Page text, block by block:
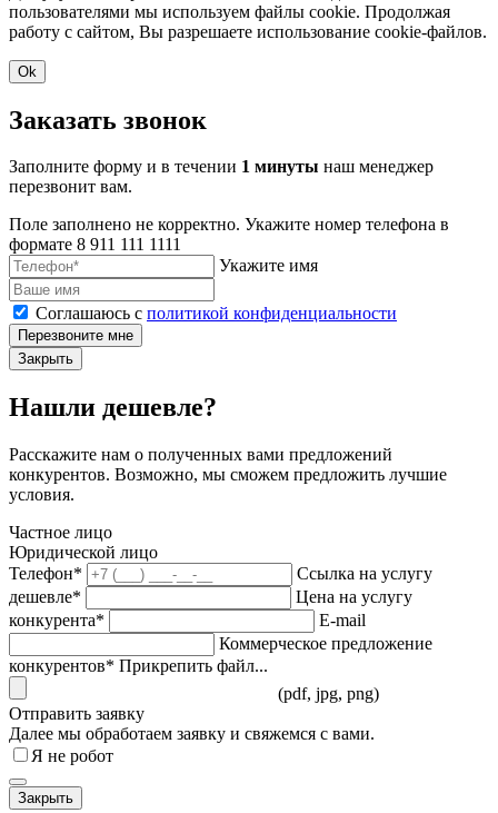
пользователями мы используем файлы cookie. Продолжая
работу с сайтом, Вы разрешаете использование cookie-файлов.
Ok
Заказать звонок
Заполните форму и в течении 1 минуты наш менеджер
перезвонит вам.
Поле заполнено не корректно. Укажите номер телефона в
формате 8 911 111 1111
Укажите имя
Соглашаюсь с политикой конфиденциальности
Перезвоните мне
Закрыть
Нашли дешевле?
Расскажите нам о полученных вами предложений
конкурентов. Возможно, мы сможем предложить лучшие
условия.
Частное лицо
Юридической лицо
Телефон*
Ссылка на услугу
дешевле*
Цена на услугу
конкурента*
E-mail
Коммерческое предложение
конкурентов* Прикрепить файл...
(pdf, jpg, png)
Отправить заявку
Далее мы обработаем заявку и свяжемся с вами.
Я не робот
Закрыть